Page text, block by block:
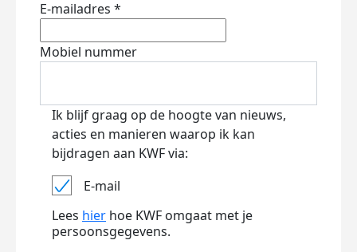
E-mailadres *
Mobiel nummer
Ik blijf graag op de hoogte van nieuws,
acties en manieren waarop ik kan
bijdragen aan KWF via:
E-mail
Lees hier hoe KWF omgaat met je
persoonsgegevens.